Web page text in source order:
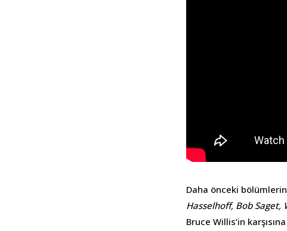
Daha önceki
Hasselhoff, Bob Saget,
Bruce Willis’in